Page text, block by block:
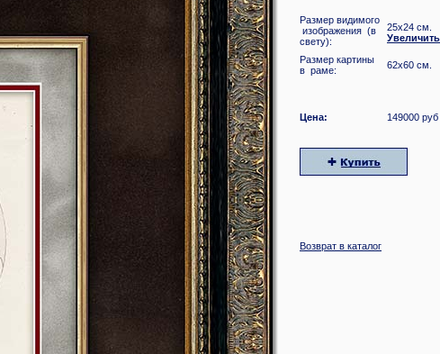
Размер видимого
изображения (в
свету):
25x24
Размер картины
в раме:
62x60 см.
Цена: 149000 руб
Возврат в каталог